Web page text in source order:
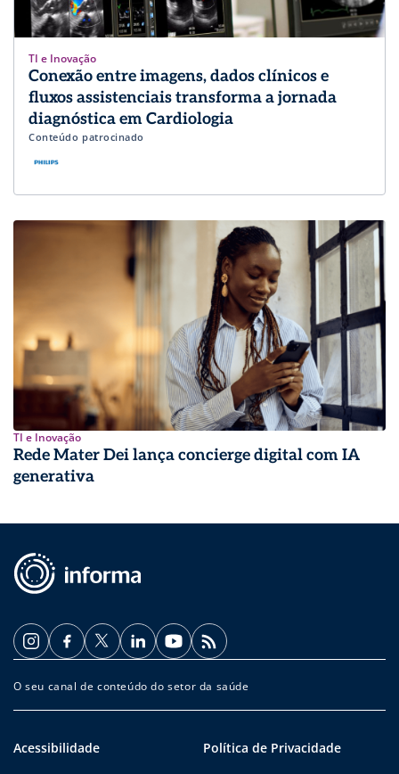
TI e Inovação
Conexão entre imagens, dados clínicos e
fluxos assistenciais transforma a jornada
diagnóstica em Cardiologia
Conteúdo patrocinado
TI e Inovação
Rede Mater Dei lança concierge digital com IA
generativa
O seu canal de conteúdo do setor da saúde
Acessibilidade
Política de Privacidade